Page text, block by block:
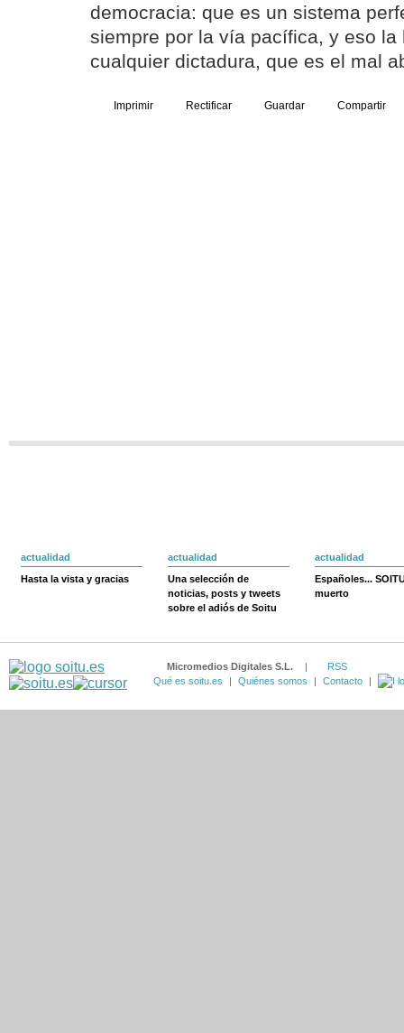
democracia: que es un sistema
siempre por la vía pacífica, y eso la
cualquier dictadura, que es el mal
Imprimir Rectificar Guardar Compartir
actualidad
Hasta la vista y gracias
actualidad
Una selección de
noticias, posts y tweets
sobre el adiós de Soitu
actualidad
Españoles...
muerto
Micromedios Digitales S.L. |
RSS
Qué es soitu.es
| Quiénes somos | Contacto |